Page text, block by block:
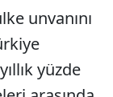
unvanını
yüzde